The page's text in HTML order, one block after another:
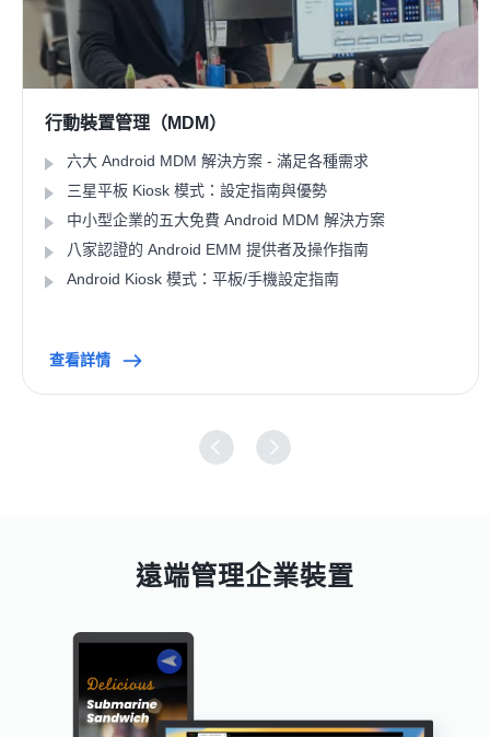
行動裝置管理（MDM）
六大 Android MDM 解決方案 - 滿足各種需求
三星平板 Kiosk 模式：設定指南與優勢
中小型企業的五大免費 Android MDM 解決方案
八家認證的 Android EMM 提供者及操作指南
Android Kiosk 模式：平板/手機設定指南
查看詳情
遠端管理企業裝置